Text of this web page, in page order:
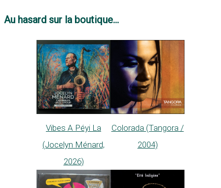
Au hasard sur la boutique...
Vibes A Péyi La
(Jocelyn Ménard,
2026)
Colorada (Tangora /
2004)